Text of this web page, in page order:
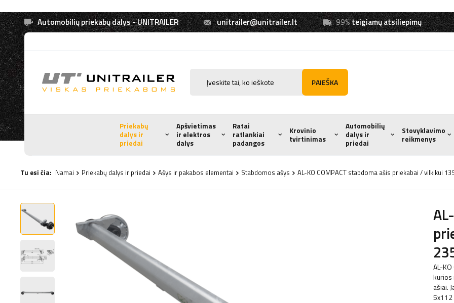
Automobilių priekabų dalys - UNITRAILER unitrailer@unitrailer.lt 99%teigiamų atsiliepimų
PAIEŠKA
Priekabų
dalys ir
priedai
Apšvietimas
ir elektros
dalys
Ratai
ratlankiai
padangos
Krovinio
tvirtinimas
Automobilių
dalys ir
priedai
Stovyklavimo
reikmenys
Tu esi čia: Namai Priekabų dalys ir priedai Ašys ir pakabos elementai Stabdomos ašys AL-KO COMPACT stabdoma ašis priekabai / vilkikui
AL-
kurios
ašiai.
5x112